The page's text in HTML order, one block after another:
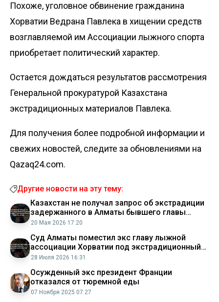
Похоже, уголовное обвинение гражданина
Хорватии Ведрана Павлека в хищении средств
возглавляемой им Ассоциации лыжного спорта
приобретает политический характер.
Остается дождаться результатов рассмотрения
Генеральной прокуратурой Казахстана
экстрадиционных материалов Павлека.
Для получения более подробной информации и
свежих новостей, следите за обновлениями на
Qazaq24.com.
Другие новости на эту тему:
Казахстан не получал запрос об экстрадиции
задержанного в Алматы бывшего главы
Лыжной ассоциации Хорватии Генпрокуратура
20 Мая 2026 17:20
Суд Алматы поместил экс главу лыжной
ассоциации Хорватии под экстрадиционный
арест на год Аналитический интернет журнал
28 Июля 2026 16:31
Осужденный экс президент Франции
отказался от тюремной еды
07 Ноября 2025 07:27